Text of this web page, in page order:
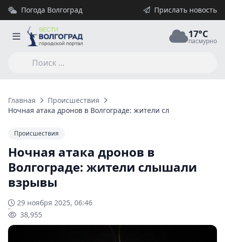
Погода Волгоград Прислать новость
17°C
пасмурно
Главная
Происшествия
Ночная атака дронов в Волгограде: жители слышали взрывы
Происшествия
Ночная атака дронов в
Волгограде: жители слышали
взрывы
29 ноября 2025, 06:46
38,955